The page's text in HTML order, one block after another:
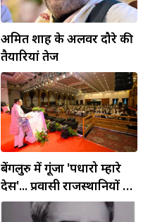
अमित शाह के अलवर दौरे की
तैयारियां तेज
बेंगलुरु में गूंजा 'पधारो म्हारे
देस'... प्रवासी राजस्थानियों को
सीएम ने दिया न्योता